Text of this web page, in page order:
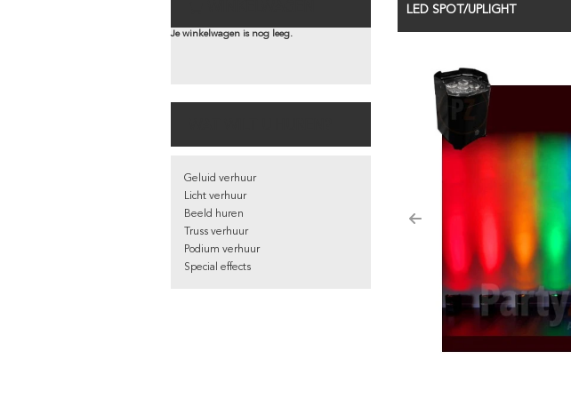
Je winkelwagen is nog leeg.
Geluid verhuur
Licht verhuur
Beeld huren
Truss verhuur
Podium verhuur
Special effects
LED SPOT/UPLIGHT
Previous